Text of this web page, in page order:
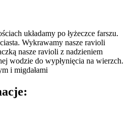
układamy po łyżeczce farszu.
Wykrawamy nasze ravioli
nasze ravioli z nadzieniem
wodzie do wypłynięcia na wierzch.
i migdałami